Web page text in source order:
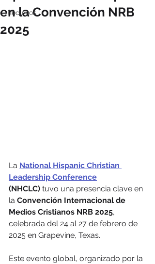
Recursos
en la Convención NRB
2025
La National Hispanic Christian
Leadership Conference
(NHCLC) tuvo una presencia clave en
la Convención Internacional de
Medios Cristianos NRB 2025,
celebrada del 24 al 27 de febrero de
2025 en Grapevine, Texas.
Este evento global, organizado por la